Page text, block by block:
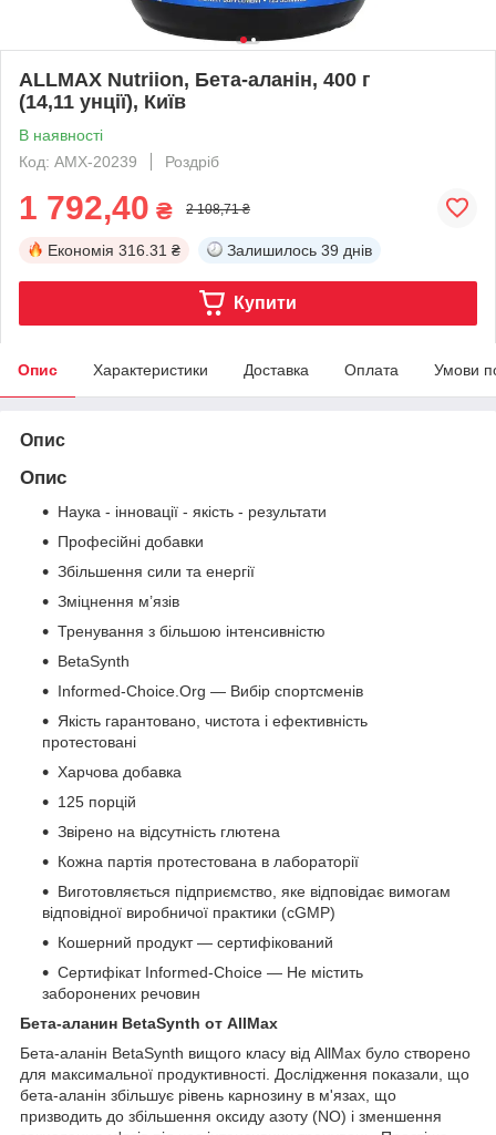
ALLMAX Nutriion, Бета-аланін, 400 г
(14,11 унції), Київ
В наявності
Код: AMX-20239
Роздріб
1 792,40 ₴ 2 108,71 ₴
Економія 316.31 ₴ Залишилось 39 днів
Купити
Опис Характеристики Доставка Оплата Умови
Опис
Опис
Наука - інновації - якість - результати
Професійні добавки
Збільшення сили та енергії
Зміцнення м’язів
Тренування з більшою інтенсивністю
BetaSynth
Informed-Choice.Org — Вибір спортсменів
Якість гарантовано, чистота і ефективність
протестовані
Харчова добавка
125 порцій
Звірено на відсутність глютена
Кожна партія протестована в лабораторії
Виготовляється підприємство, яке відповідає вимогам
відповідної виробничої практики (cGMP)
Кошерний продукт — сертифікований
Сертифікат Informed-Choice — Не містить
заборонених речовин
Бета-аланин BetaSynth от AllMax
Бета-аланін BetaSynth вищого класу від AllMax було створено
для максимальної продуктивності. Дослідження показали, що
бета-аланін збільшує рівень карнозину в м'язах, що
призводить до збільшення оксиду азоту (NO) і зменшення